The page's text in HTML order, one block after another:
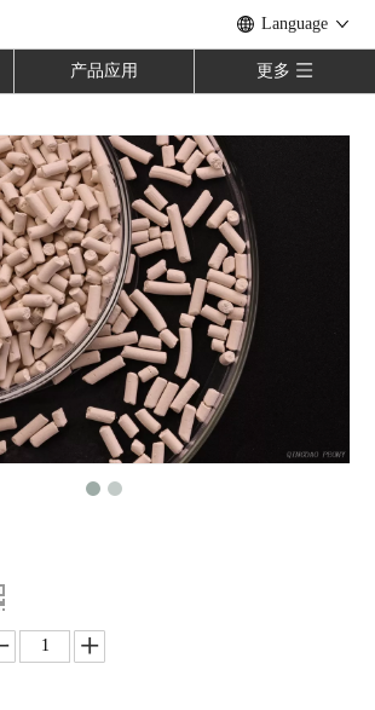
Language
产品应用 更多